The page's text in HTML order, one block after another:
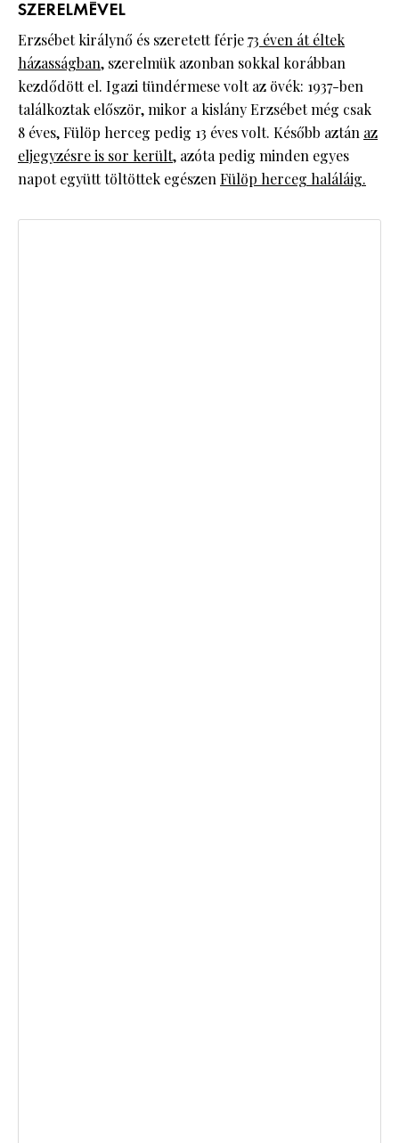
SZERELMÉVEL
Erzsébet királynő és szeretett férje73 éven át éltek
házasságban, szerelmük azonban sokkal korábban
kezdődött el. Igazi tündérmese volt az övék: 1937-ben
találkoztak először, mikor a kislány Erzsébet még csak
8 éves, Fülöp herceg pedig 13 éves volt. Később aztán az
eljegyzésre is sor került, azóta pedig minden egyes
napot együtt töltöttek egészenFülöp herceg haláláig.